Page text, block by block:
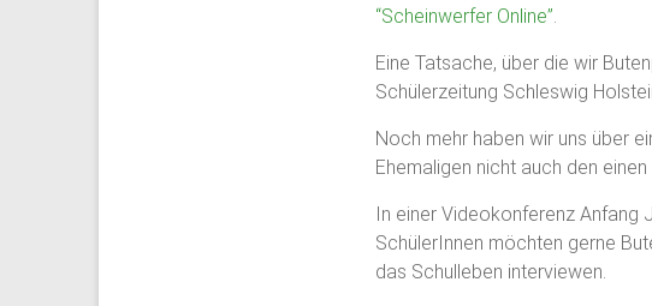
Gymnasium
“Scheinwerfer Online”.
Eine Tatsache, über die wir
Schülerzeitung Schleswig
Noch mehr haben wir uns über
Ehemaligen nicht auch den
In einer Videokonferenz Anfang
SchülerInnen möchten gerne
das Schulleben interviewen.